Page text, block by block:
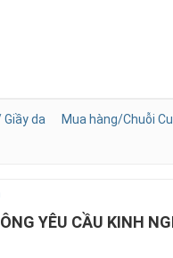
da
Mua hàng/Chuỗi
YÊU CẦU KINH